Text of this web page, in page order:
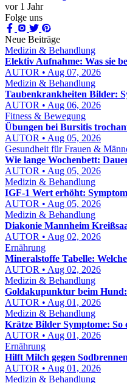
vor 1 Jahr
Folge uns
Neue Beiträge
Medizin & Behandlung
Elektiv Aufnahme: Was sie
AUTOR • Aug 07, 2026
Medizin & Behandlung
Taubenkrankheiten Bilder:
AUTOR • Aug 06, 2026
Fitness & Bewegung
Übungen bei Bursitis
AUTOR • Aug 05, 2026
Gesundheit für Frauen &
Wie lange Wochenbett:
AUTOR • Aug 05, 2026
Medizin & Behandlung
IGF-1 Wert erhöht:
AUTOR • Aug 05, 2026
Medizin & Behandlung
Diakonie Mannheim
AUTOR • Aug 02, 2026
Ernährung
Mineralstoffe Tabelle:
AUTOR • Aug 02, 2026
Medizin & Behandlung
Goldakupunktur beim
AUTOR • Aug 01, 2026
Medizin & Behandlung
Krätze Bilder Symptome: So
AUTOR • Aug 01, 2026
Ernährung
Hilft Milch gegen
AUTOR • Aug 01, 2026
Medizin & Behandlung